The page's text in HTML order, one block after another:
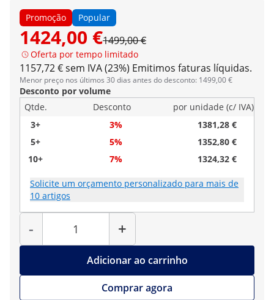
Promoção Popular
1424,00 €1499,00 €
Oferta por tempo limitado
1157,72 € sem IVA (23%) Emitimos faturas líquidas.
Menor preço nos últimos 30 dias antes do desconto: 1499,00 €
Desconto por volume
Qtde.
Desconto
por unidade (c/ IVA)
3+
3%
1381,28 €
5+
5%
1352,80 €
10+
7% 1324,32 €
Solicite um orçamento personalizado para mais de
10 artigos
-
Quantidade
+
Adicionar ao carrinho
Comprar agora